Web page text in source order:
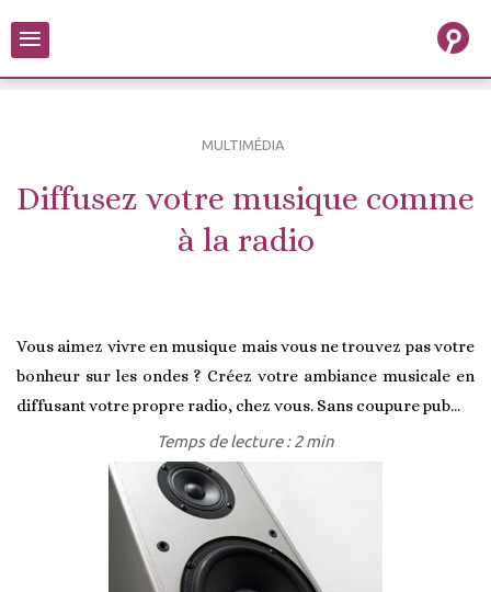
≡
MULTIMÉDIA
Diffusez votre musique comme
à la radio
Vous aimez vivre en musique mais vous ne trouvez pas votre
bonheur sur les ondes ? Créez votre ambiance musicale en
diffusant votre propre radio, chez vous. Sans coupure pub...
Temps de lecture : 2 min